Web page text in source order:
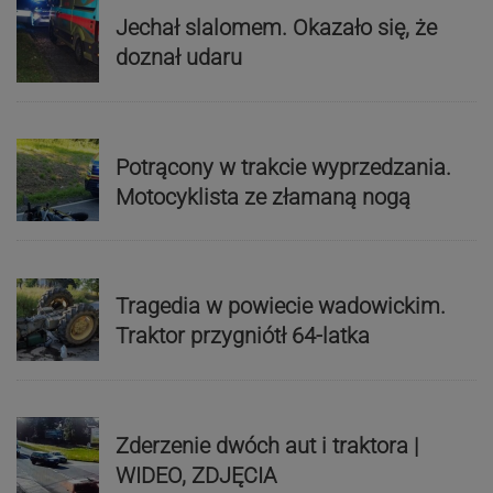
Jechał slalomem. Okazało się, że
doznał udaru
Potrącony w trakcie wyprzedzania.
Motocyklista ze złamaną nogą
Tragedia w powiecie wadowickim.
Traktor przygniótł 64-latka
Zderzenie dwóch aut i traktora |
WIDEO, ZDJĘCIA